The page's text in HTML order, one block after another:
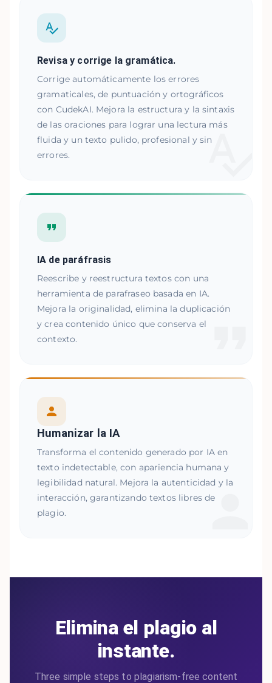
Revisa y corrige la gramática.
Corrige automáticamente los errores
gramaticales, de puntuación y ortográficos
con CudekAI. Mejora la estructura y la sintaxis
de las oraciones para lograr una lectura más
fluida y un texto pulido, profesional y sin
errores.
IA de paráfrasis
Reescribe y reestructura textos con una
herramienta de parafraseo basada en IA.
Mejora la originalidad, elimina la duplicación
y crea contenido único que conserva el
contexto.
Humanizar la IA
Transforma el contenido generado por IA en
texto indetectable, con apariencia humana y
legibilidad natural. Mejora la autenticidad y la
interacción, garantizando textos libres de
plagio.
Elimina el plagio al
instante.
Three simple steps to plagiarism-free content